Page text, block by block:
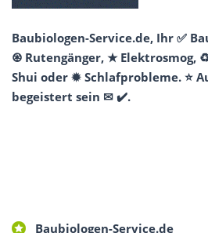
Baubiologen-Service.de, Ihr ✅
♼ Rutengänger, ★ Elektrosmog,
Shui oder ✹ Schlafprobleme. ⭐
begeistert sein ✉ ✔️.
Baubiologen-Service.de